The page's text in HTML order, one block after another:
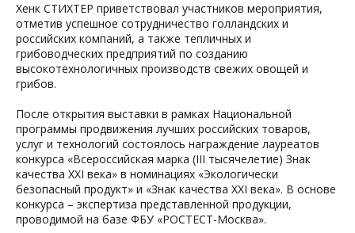
Хенк СТИХТЕР приветствовал участников мероприятия,
отметив успешное сотрудничество голландских и
российских компаний, а также тепличных и
грибоводческих предприятий по созданию
высокотехнологичных производств свежих овощей и
грибов.
После открытия выставки в рамках Национальной
программы продвижения лучших российских товаров,
услуг и технологий состоялось награждение лауреатов
конкурса «Всероссийская марка (III тысячелетие) Знак
качества XXI века» в номинациях «Экологически
безопасный продукт» и «Знак качества XXI века». В основе
конкурса – экспертиза представленной продукции,
проводимой на базе ФБУ «РОСТЕСТ-Москва».